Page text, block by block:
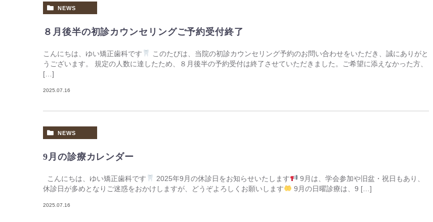
NEWS
８月後半の初診カウンセリングご予約受付終了
こんにちは、ゆい矯正歯科です
このたびは、当院の初診カウンセリング予約のお問い合わせをいただき、誠にありがと
うございます。 規定の人数に達したため、８月後半の予約受付は終了させていただきました。ご希望に添えなかった方、
[…]
2025.07.16
NEWS
9月の診療カレンダー
こんにちは、ゆい矯正歯科です 2025年9月の休診日をお知らせいたします
9月は、学会参加や旧盆・祝日もあり、
休診日が多めとなりご迷惑をおかけしますが、どうぞよろしくお願いします
9月の日曜診療は、9 […]
2025.07.16